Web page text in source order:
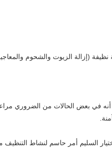
في بعض الحالات من الضروري
السليم أمر حاسم لنشاط التنظيف